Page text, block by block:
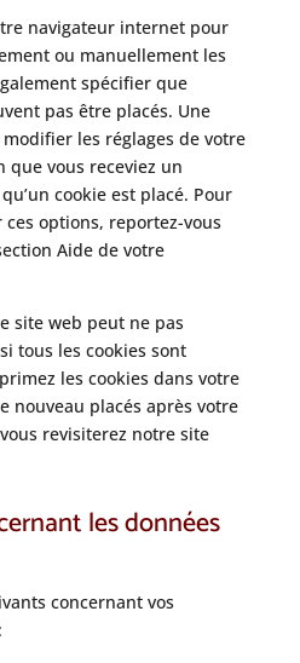
navigateur internet pour
ou manuellement les
spécifier que
pas être placés. Une
les réglages de votre
vous receviez un
cookie est placé. Pour
options, reportez-vous
Aide de votre
site web peut ne pas
tous les cookies sont
les cookies dans votre
nouveau placés après votre
revisiterez notre site
les données
concernant vos